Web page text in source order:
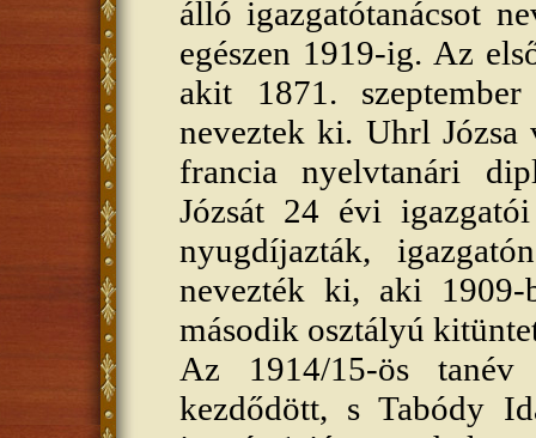
álló igazgatótanácsot
egészen 1919-ig. Az
akit 1871.
neveztek ki. Uhrl Józsa
francia nyelvtanári
Józsát 24 évi
nyugdíjazták,
nevezték ki, aki 1909-
második osztályú
Az 1914/15-ös
kezdődött, s Tabódy